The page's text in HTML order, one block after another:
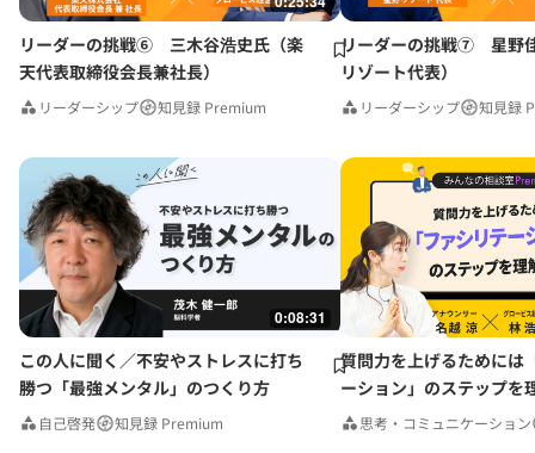
リーダーの挑戦⑥ 三木谷浩史氏（楽
天代表取締役会長兼社長）
リーダーシップ 知見録 Premium
リーダーの挑戦⑦ 星野
リゾート代表）
リーダーシップ 知見録
0:08:31
この人に聞く／不安やストレスに打ち
勝つ「最強メンタル」のつくり方
自己啓発 知見録 Premium
質問力を上げるためには
ーション」のステップを
みんなの相談室Premium
思考・コミュニケーション